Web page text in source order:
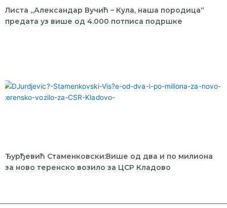
Листа „Александар Вучић – Кула, наша породица“
предата уз више од 4.000 потписа подршке
Ђурђевић Стаменковски:Више од два и по милиона
за ново теренско возило за ЦСР Кладово